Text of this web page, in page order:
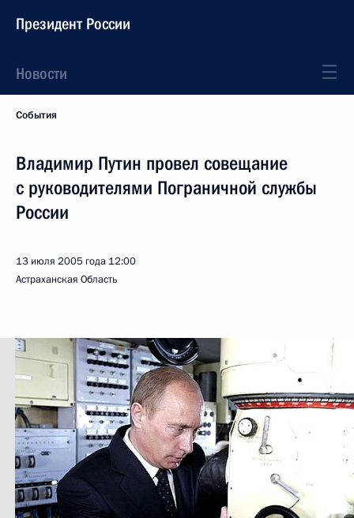
Президент России
Новости
События
Владимир Путин провел совещание
с руководителями Пограничной службы
России
13 июля 2005 года 12:00
Астраханская Область